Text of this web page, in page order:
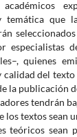
académicos
temática que
especialistas
quienes
calidad del
la publicación
tendrán
los textos sean
teóricos sean